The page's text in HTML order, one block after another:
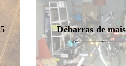
Débarras de